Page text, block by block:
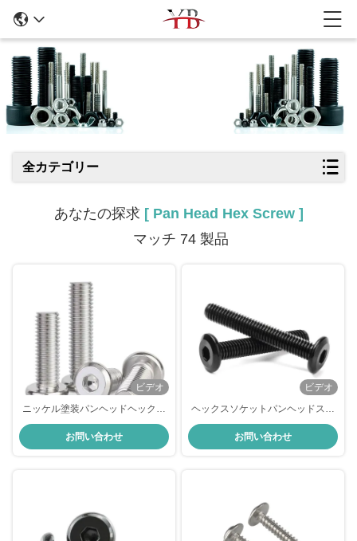
全カテゴリー
あなたの探求 [ Pan Head Hex Screw ]
マッチ 74 製品
ビデオ
ニッケル塗装パンヘッドヘックス
スクリュー M3 X 10mmスクリュ
ー 幅広い用途
お問い合わせ
ビデオ
ヘックスソケットパンヘッドスク
リュー 亜鉛パンヘッド 黒いスクリ
ュー M8 家具用
お問い合わせ